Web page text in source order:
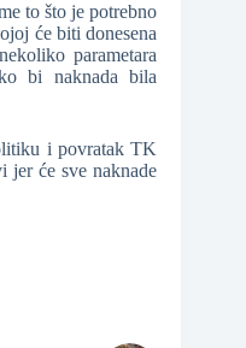
to što je potrebno
će biti donesena
parametara
bi naknada bila
i povratak TK
jer će sve naknade